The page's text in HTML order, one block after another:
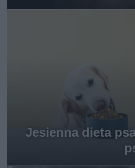
Jesienna dieta